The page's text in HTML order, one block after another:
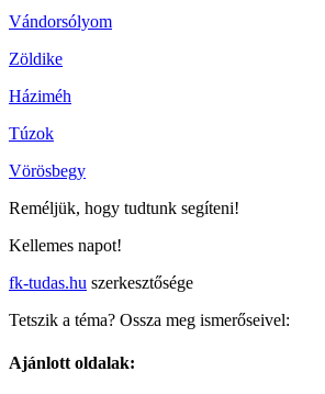
Vándorsólyom
Zöldike
Háziméh
Túzok
Vörösbegy
Reméljük, hogy tudtunk segíteni!
Kellemes napot!
fk-tudas.hu szerkesztősége
Tetszik a téma? Ossza meg ismerőseivel:
Ajánlott oldalak: